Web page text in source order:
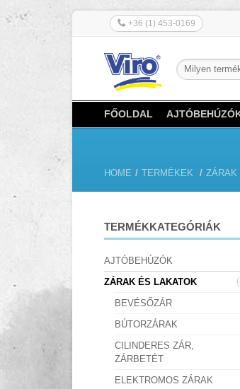
+36 (1) 453-0169
FŐOLDAL
HOME / TERMÉKEK / ZÁRAK
TERMÉKKATEGÓRIÁK
AJTÓBEHÚZÓK
ZÁRAK ÉS LAKATOK
BEVÉSŐZÁR
BÚTORZÁRAK
CILINDERES ZÁR,
ZÁRBETÉT
ELEKTROMOS ZÁRAK